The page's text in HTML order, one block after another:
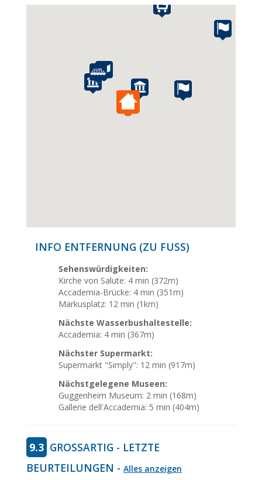
INFO ENTFERNUNG (ZU FUSS)
Sehenswürdigkeiten:
Kirche von Salute: 4 min (372m)
Accademia-Brücke: 4 min (351m)
Markusplatz: 12 min (1km)
Nächste Wasserbushaltestelle:
Accademia: 4 min (367m)
Nächster Supermarkt:
Supermarkt "Simply": 12 min (917m)
Nächstgelegene Museen:
Guggenheim Museum: 2 min (168m)
Gallerie dell'Accademia: 5 min (404m)
9.3 GROSSARTIG - LETZTE B
EURTEILUNGEN - Alles anzeigen